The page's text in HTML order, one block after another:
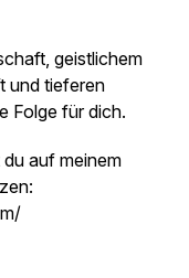
geistlichem
und tieferen
Folge für dich.
auf meinem